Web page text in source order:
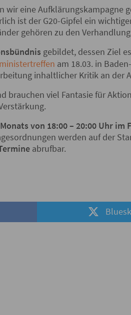
wir eine Aufklärungskampagne
ist der G20-Gipfel ein
gehören zu den
gebildet, dessen Ziel
am 18.03. in
inhaltlicher Kritik an der
brauchen viel Fantasie für
von 18:00 – 20:00 Uhr im
werden auf der
abrufbar.